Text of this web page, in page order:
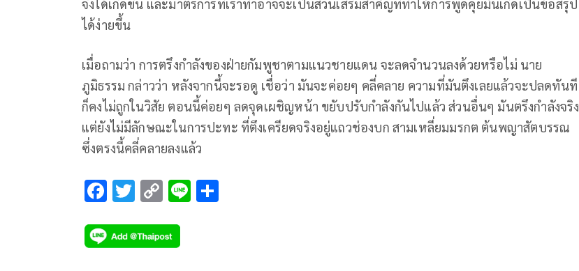
จึงได้เกิดขึ้น และมาตรการที่เราทำอาจจะเป็นส่วนเสริมสำคัญที่ทำให้การพูดคุยมันเกิดเป็นข้อสรุป
ได้ง่ายขึ้น
เมื่อถามว่า การตรึงกำลังของฝ่ายกัมพูชาตามแนวชายแดน จะลดจำนวนลงด้วยหรือไม่ นาย
ภูมิธรรม กล่าวว่า หลังจากนี้จะรอดู เชื่อว่า มันจะค่อยๆ คลี่คลาย ความที่มันตึงเลยแล้วจะปลดทันที
ก็คงไม่ถูกในวิสัย ตอนนี้ค่อยๆ ลดจุดเผชิญหน้า ขยับปรับกำลังกันไปแล้ว ส่วนอื่นๆ มันตรึงกำลังจริง
แต่ยังไม่มีลักษณะในการปะทะ ที่ตึงเครียดจริงอยู่แถวช่องบก สามเหลี่ยมมรกต ต้นพญาสัตบรรณ
ซึ่งตรงนี้คลี่คลายลงแล้ว
F
e
b
T
tt
er
C
p
y
Li